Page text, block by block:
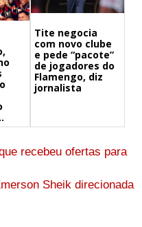
Tite negocia
com novo clube
e pede “pacote”
de jogadores do
Flamengo, diz
jornalista
recebeu ofertas para
Sheik direcionada